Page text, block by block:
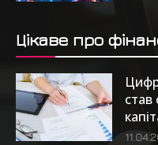
Цікаве про
став